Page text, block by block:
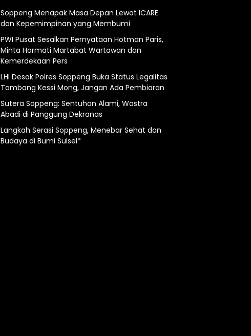
Soppeng Menapak Masa Depan Lewat ICARE
dan Kepemimpinan yang Membumi
PWI Pusat Sesalkan Pernyataan Hotman Paris,
Minta Hormati Martabat Wartawan dan
Kemerdekaan Pers
LHI Desak Polres Soppeng Buka Status Legalitas
Tambang Kessi Mong, Jangan Ada Pembiaran
Sutera Soppeng: Sentuhan Alami, Wastra
Abadi di Panggung Dekranas
Langkah Serasi Soppeng, Menebar Sehat dan
Budaya di Bumi Sulsel*